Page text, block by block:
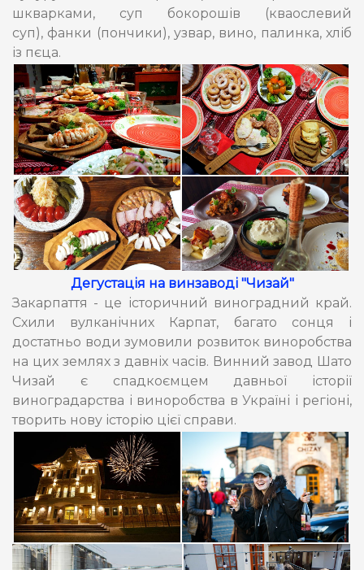
шкварками, суп бокорошів (кваослевий
суп), фанки (пончики), узвар, вино, палинка, хліб
із пєца.
Дегустація на винзаводі "Чизай"
Закарпаття - це історичний виноградний край.
Схили вулканічних Карпат, багато сонця і
достатньо води зумовили розвиток виноробства
на цих землях з давніх часів. Винний завод Шато
Чизай є спадкоємцем давньої історії
виноградарства і виноробства в Україні і регіоні,
творить нову історію цієї справи.